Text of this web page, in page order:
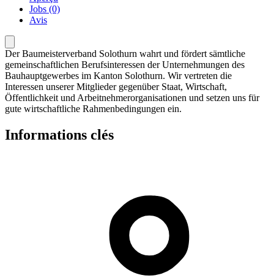
Jobs (0)
Avis
Der Baumeisterverband Solothurn wahrt und fördert sämtliche
gemeinschaftlichen Berufsinteressen der Unternehmungen des
Bauhauptgewerbes im Kanton Solothurn. Wir vertreten die
Interessen unserer Mitglieder gegenüber Staat, Wirtschaft,
Öffentlichkeit und Arbeitnehmerorganisationen und setzen uns für
gute wirtschaftliche Rahmenbedingungen ein.
Informations clés